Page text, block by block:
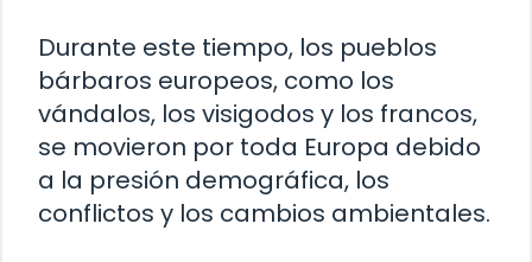
Durante este tiempo, los pueblos
bárbaros europeos, como los
vándalos, los visigodos y los francos,
se movieron por toda Europa debido
a la presión demográfica, los
conflictos y los cambios ambientales.